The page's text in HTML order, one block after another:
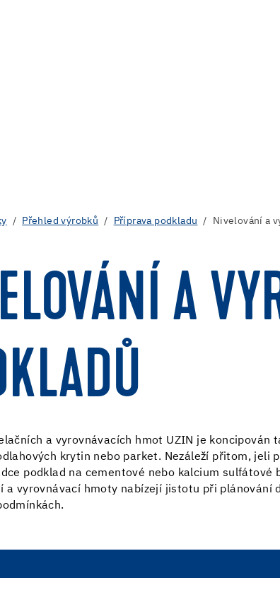
Přehled výrobků Příprava podkladu Nivelování a
A
a vyrovnávacích hmot UZIN je
krytin nebo parket. Nezáleží přitom, jeli
podklad na cementové nebo kalcium
a vyrovnávací hmoty nabízejí jistotu při